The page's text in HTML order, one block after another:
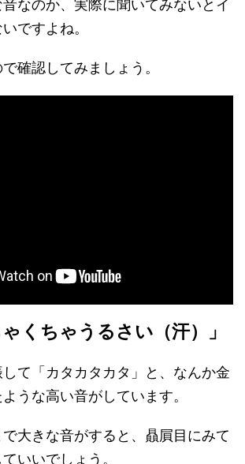
なのか、実際に聞いてみないとイ
ですよね。
確認してみましょう。
ゃくちゃうるさい（汗）」
て「カタカタカタ」と、なんか金
うな高い音がしています。
大きな音がすると、贔屓目にみて
いいでしょう。